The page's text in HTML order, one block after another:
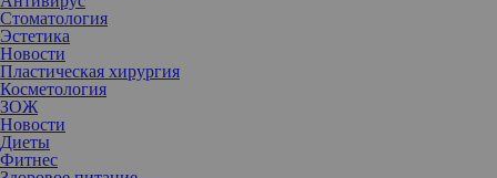
Стоматология
Эстетика
Новости
Пластическая хирургия
Косметология
ЗОЖ
Новости
Диеты
Фитнес